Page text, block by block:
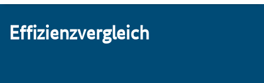
Ef­fi­zi­enz­ver­gleich